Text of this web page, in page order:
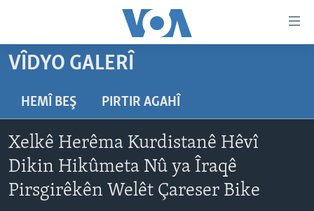
Yekser
here
naveroka
serekî
here
Malpera
Yekser
NÛÇE
FOTO GALERÎ
HEVPEYVÎN
AMERÎKA
TIRKÎYE
SÛRÎYE
VÎDYO GALERÎ
HEMÎ BEŞ PIRTIR AGAHÎ
Xelkê Herêma Kurdistanê Hêvî
Dikin Hikûmeta Nû ya Îraqê
Pirsgirêkên Welêt Çareser Bike